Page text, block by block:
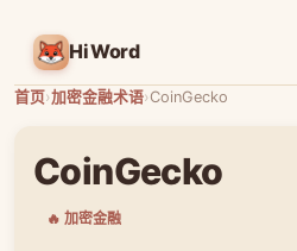
HiWord
首页›加密金融术语›CoinGecko
CoinGecko
🔥 加密金融